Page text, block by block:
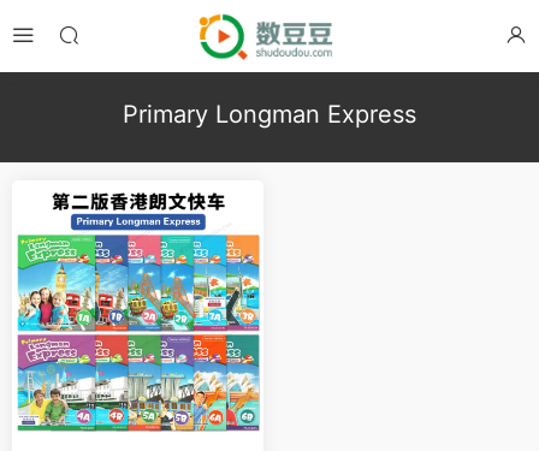
Primary Longman Express